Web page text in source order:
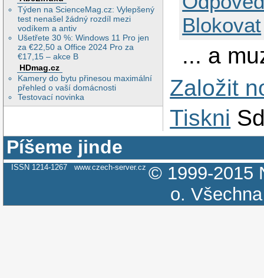
Týden na ScienceMag.cz: Vylepšený
test nenašel žádný rozdíl mezi
vodíkem a antiv
Ušetřete 30 %: Windows 11 Pro jen
za €22,50 a Office 2024 Pro za
€17,15 – akce B
HDmag.cz
Kamery do bytu přinesou maximální
přehled o vaší domácnosti
Testovací novinka
Blokovat
... a
Založit
Tiskni
Píšeme jinde
ISSN 1214-1267 www.czech-server.cz © 1999-2015
o.